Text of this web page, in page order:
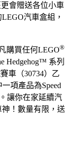
會贈送各位小車
汽車盒組，
購買任何LEGO®
Hedgehog™ 系列
車（30734）乙
項產品為Speed
讓你在家延續汽
！數量有限，送